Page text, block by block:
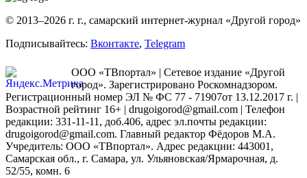
© 2013–2026 г. г., самарский интернет-журнал «Другой город»
Подписывайтесь: Вконтакте, Telegram
ООО «ТВпортал» | Сетевое издание «Другой
город». Зарегистрировано Роскомнадзором.
Регистрационный номер ЭЛ № ФС 77 - 71907от 13.12.2017 г. |
Возрастной рейтинг 16+ | drugoigorod@gmail.com | Телефон
редакции: 331-11-11, доб.406, адрес эл.почты редакции:
drugoigorod@gmail.com. Главный редактор Фёдоров М.А.
Учредитель: ООО «ТВпортал». Адрес редакции: 443001,
Самарская обл., г. Самара, ул. Ульяновская/Ярмарочная, д.
52/55, комн. 6